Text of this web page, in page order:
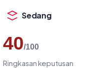
Sedang
40/100
Ringkasan keputusan